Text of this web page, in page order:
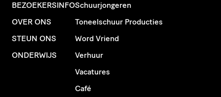
BEZOEKERSINFO
OVER ONS
STEUN ONS
ONDERWIJS
Schuurjongeren
Toneelschuur Producties
Word Vriend
Verhuur
Vacatures
Café